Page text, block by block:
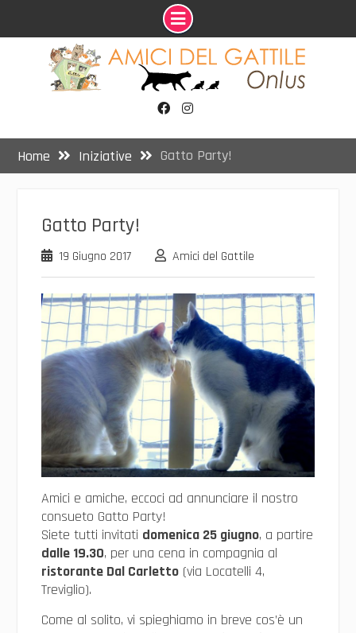
Home
Iniziative Gatto Party!
Gatto Party!
19 Giugno 2017 Amici del Gattile
Amici e amiche, eccoci ad annunciare il nostro
consueto Gatto Party!
Siete tutti invitati domenica 25 giugno, a partire
dalle 19.30, per una cena in compagnia al
ristorante Dal Carletto(via Locatelli 4,
Treviglio).
Come al solito, vi spieghiamo in breve cos’è un